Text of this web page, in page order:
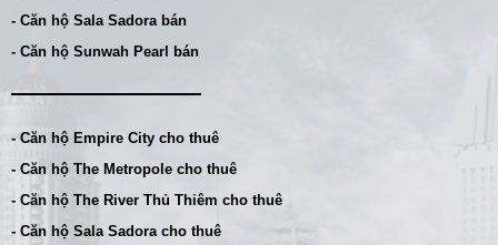
- Căn hộ Sala Sadora bán
- Căn hộ Sunwah Pearl bán
- Căn hộ Empire City cho thuê
- Căn hộ The Metropole cho thuê
- Căn hộ The River Thủ Thiêm cho thuê
- Căn hộ Sala Sadora cho thuê